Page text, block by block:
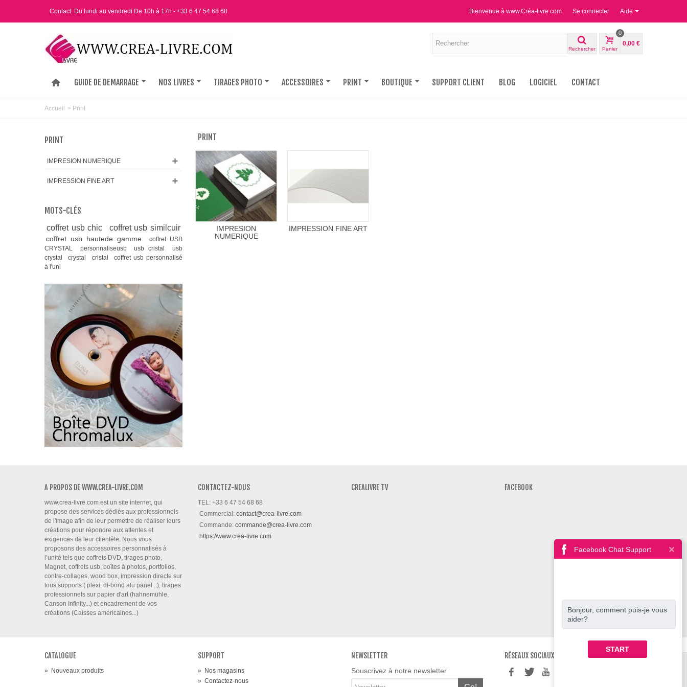
Aide
Contact: Du lundi au vendredi De 10h à 17h - +33 6 47 54 68 68 Bienvenue à www.Créa-livre.com Se connecter
Rechercher Panier
0
0,00 €
GUIDE DE DEMARRAGE NOS LIVRES TIRAGES PHOTO ACCESSOIRES PRINT BOUTIQUE SUPPORT CLIENT BLOG LOGICIEL CONTACT
Accueil > Print
PRINT
IMPRESION NUMERIQUE
IMPRESSION FINE ART
MOTS-CLÉS
coffret usb chic coffret usb similcuir
coffret usb hautede gamme
coffret USB
CRYSTAL
personnaliseusb usb cristal
usb
crystal
crystal cristal
coffret usb personnalisé
à l'uni
PRINT
IMPRESION
NUMERIQUE
IMPRESSION FINE ART
A PROPOS DE WWW.CREA-LIVRE.COM
www.crea-livre.com est un site internet, qui
propose des services dédiés aux professionnels
de l'image afin de leur permettre de réaliser leurs
créations pour répondre aux attentes et
exigences de leur clientèle. Nous vous
proposons des accessoires personnalisés à
l’unité tels que coffrets DVD, tirages photo,
Magnet, coffrets usb, boîtes à photos, portfolios,
contre-collages, wood box, impression directe sur
tous supports ( plexi, di-bond alu panel...), tirages
professionnels sur papier d'art (hahnemühle,
Canson Infinity...) et encadrement de vos
créations (Caisses américaines...)
CONTACTEZ-NOUS
TEL: +33 6 47 54 68 68
Commercial: contact@crea-livre.com
Commande: commande@crea-livre.com
https://www.crea-livre.com
CREALIVRE TV FACEBOOK
CATALOGUE
» Nouveaux produits
SUPPORT
» Nos magasins
» Contactez-nous
NEWSLETTER
Souscrivez à notre newsletter
RÉSEAUX SOCIAUX
Facebook Chat Support
Bonjour, comment puis-je vous
aider?
START